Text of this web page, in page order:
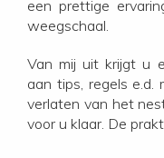
een prettige
weegschaal.
Van mij uit krijgt u
aan tips, regels e.d.
verlaten van het
voor u klaar. De